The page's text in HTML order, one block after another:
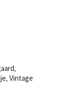
,
, Vintage